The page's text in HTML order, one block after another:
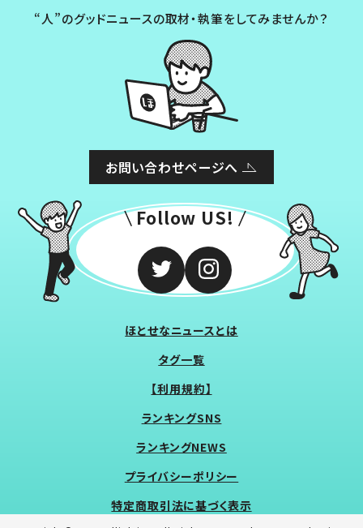
“人”のグッドニュースの取材・執筆をしてみませんか？
お問い合わせページへ
Follow US!
ほとせなニュースとは
タグ一覧
【利用規約】
ランキングSNS
ランキングNEWS
プライバシーポリシー
特定商取引法に基づく表示